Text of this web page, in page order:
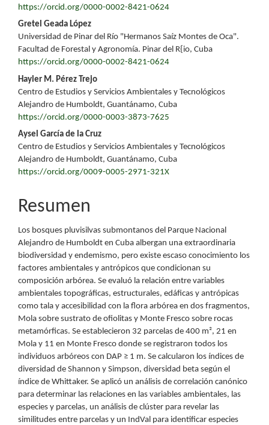
https://orcid.org/0000-0002-8421-0624
Gretel Geada López
Universidad de Pinar del Río "Hermanos Saíz Montes de Oca".
Facultad de Forestal y Agronomía. Pinar del R{io, Cuba
https://orcid.org/0000-0002-8421-0624
Hayler M. Pérez Trejo
Centro de Estudios y Servicios Ambientales y Tecnológicos
Alejandro de Humboldt, Guantánamo, Cuba
https://orcid.org/0000-0003-3873-7625
Aysel García de la Cruz
Centro de Estudios y Servicios Ambientales y Tecnológicos
Alejandro de Humboldt, Guantánamo, Cuba
https://orcid.org/0009-0005-2971-321X
Resumen
Los bosques pluvisilvas submontanos del Parque Nacional
Alejandro de Humboldt en Cuba albergan una extraordinaria
biodiversidad y endemismo, pero existe escaso conocimiento los
factores ambientales y antrópicos que condicionan su
composición arbórea. Se evaluó la relación entre variables
ambientales topográficas, estructurales, edáficas y antrópicas
como tala y accesibilidad con la flora arbórea en dos fragmentos,
Mola sobre sustrato de ofiolitas y Monte Fresco sobre rocas
metamórficas. Se establecieron 32 parcelas de 400 m², 21 en
Mola y 11 en Monte Fresco donde se registraron todos los
individuos arbóreos con DAP ≥ 1 m. Se calcularon los índices de
diversidad de Shannon y Simpson, diversidad beta según el
índice de Whittaker. Se aplicó un análisis de correlación canónico
para determinar las relaciones en las variables ambientales, las
especies y parcelas, un análisis de clúster para revelar las
similitudes entre parcelas y un IndVal para identificar especies